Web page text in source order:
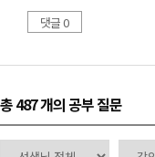
댓글 0
총 487 개의 공부 질문